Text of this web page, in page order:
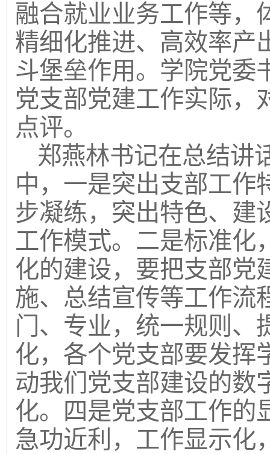
融合就业业务工作等，
精细化推进、高效率产
斗堡垒作用。学院党委
党支部党建工作实际，
点评。
郑燕林书记在总结讲
中，一是突出支部工作
步凝练，突出特色、建
工作模式。二是标准化
化的建设，要把支部党
施、总结宣传等工作流
门、专业，统一规则、
化，各个党支部要发挥
动我们党支部建设的数
化。四是党支部工作的
急功近利，工作显示化